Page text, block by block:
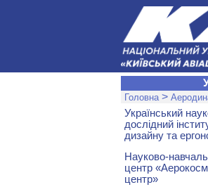
Головна >
Український
дослідний
дизайну та
Науково-
центр
центр»